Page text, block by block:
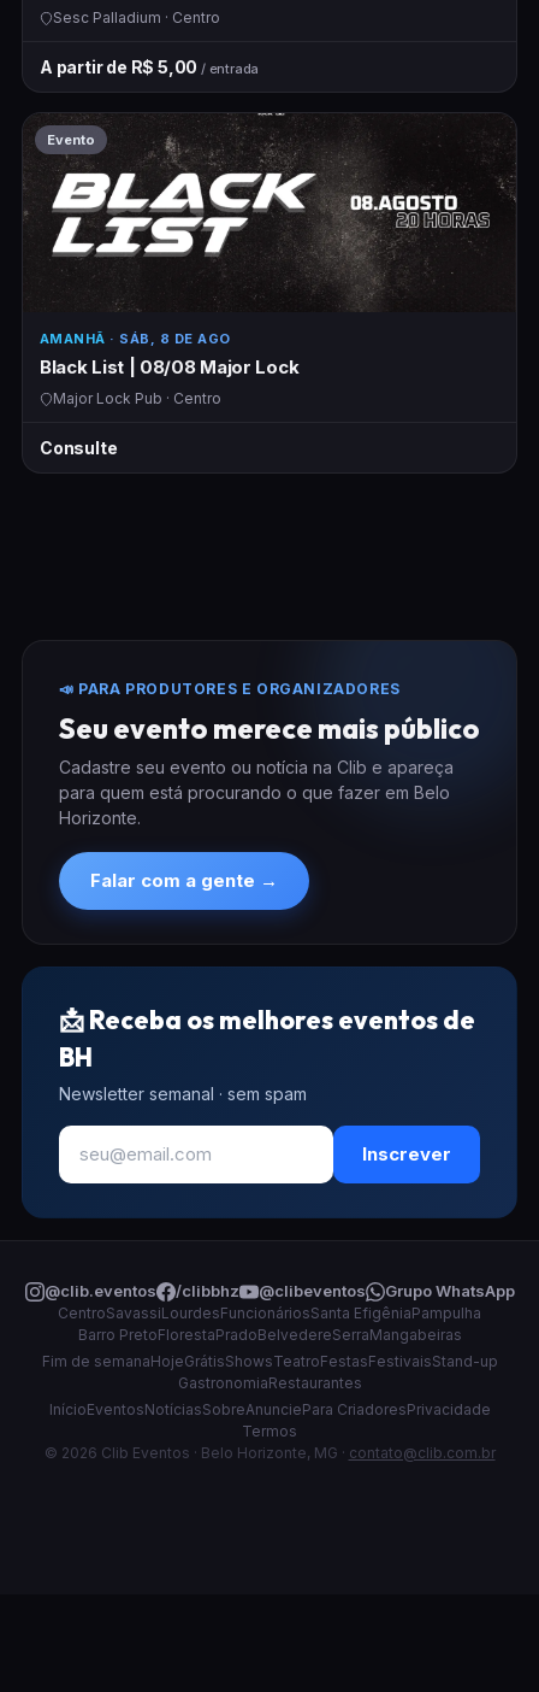
Sesc Palladium · Centro
A partir de R$ 5,00 / entrada
Evento
AMANHÃ · SÁB, 8 DE AGO
Black List | 08/08 Major Lock
Major Lock Pub · Centro
Consulte
📣 PARA PRODUTORES E ORGANIZADORES
Seu evento merece mais público
Cadastre seu evento ou notícia na Clib e apareça
para quem está procurando o que fazer em Belo
Horizonte.
Falar com a gente →
📩 Receba os melhores eventos de
BH
Newsletter semanal · sem spam
Inscrever
@clib.eventos /clibbhz @clibeventos Grupo WhatsApp
CentroSavassiLourdesFuncionáriosSanta EfigêniaPampulha
Barro PretoFlorestaPradoBelvedereSerraMangabeiras
Fim de semanaHojeGrátisShowsTeatroFestasFestivaisStand-up
GastronomiaRestaurantes
InícioEventosNotíciasSobreAnunciePara CriadoresPrivacidade
Termos
© 2026 Clib Eventos · Belo Horizonte, MG · contato@clib.com.br